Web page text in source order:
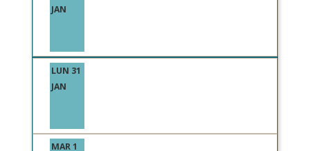
JAN
LUN 31
JAN
MAR 1